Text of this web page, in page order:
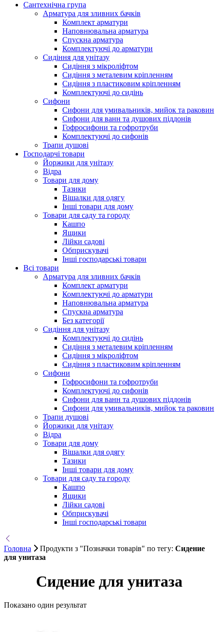
Сантехнічна група
Арматура для зливних бачків
Комплект арматури
Наповнювальна арматура
Спускна арматура
Комплектуючі до арматури
Сидіння для унітазу
Сидіння з мікроліфтом
Сидіння з металевим кріпленням
Сидіння з пластиковим кріпленням
Комплектуючі до сидінь
Сифони
Сифони для умивальників, мийок та раковин
Сифони для ванн та душових піддонів
Гофросифони та гофротруби
Комплектуючі до сифонів
Трапи душові
Господарчі товари
Йоржики для унітазу
Відра
Товари для дому
Тазики
Вішалки для одягу
Інші товари для дому
Товари для саду та городу
Кашпо
Ящики
Лійки садові
Обприскувачі
Інші господарські товари
Всі товари
Арматура для зливних бачків
Комплект арматури
Комплектуючі до арматури
Наповнювальна арматура
Спускна арматура
Без категорії
Сидіння для унітазу
Комплектуючі до сидінь
Сидіння з металевим кріпленням
Сидіння з мікроліфтом
Сидіння з пластиковим кріпленням
Сифони
Гофросифони та гофротруби
Комплектуючі до сифонів
Сифони для ванн та душових піддонів
Сифони для умивальників, мийок та раковин
Трапи душові
Йоржики для унітазу
Відра
Товари для дому
Вішалки для одягу
Тазики
Інші товари для дому
Товари для саду та городу
Кашпо
Ящики
Лійки садові
Обприскувачі
Інші господарські товари
Головна Продукти з "Позначки товарів" по тегу: Сидение
для унитаза
Сидение для унитаза
Показано один результат